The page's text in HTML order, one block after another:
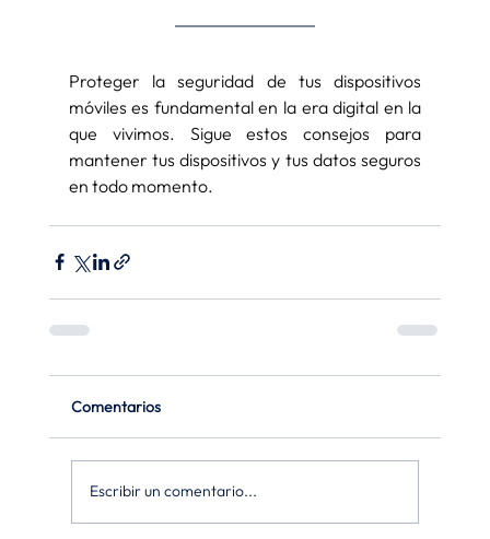
Proteger la seguridad de tus dispositivos
móviles es fundamental en la era digital en la
que vivimos. Sigue estos consejos para
mantener tus dispositivos y tus datos seguros
en todo momento.
Comentarios
Escribir un comentario...